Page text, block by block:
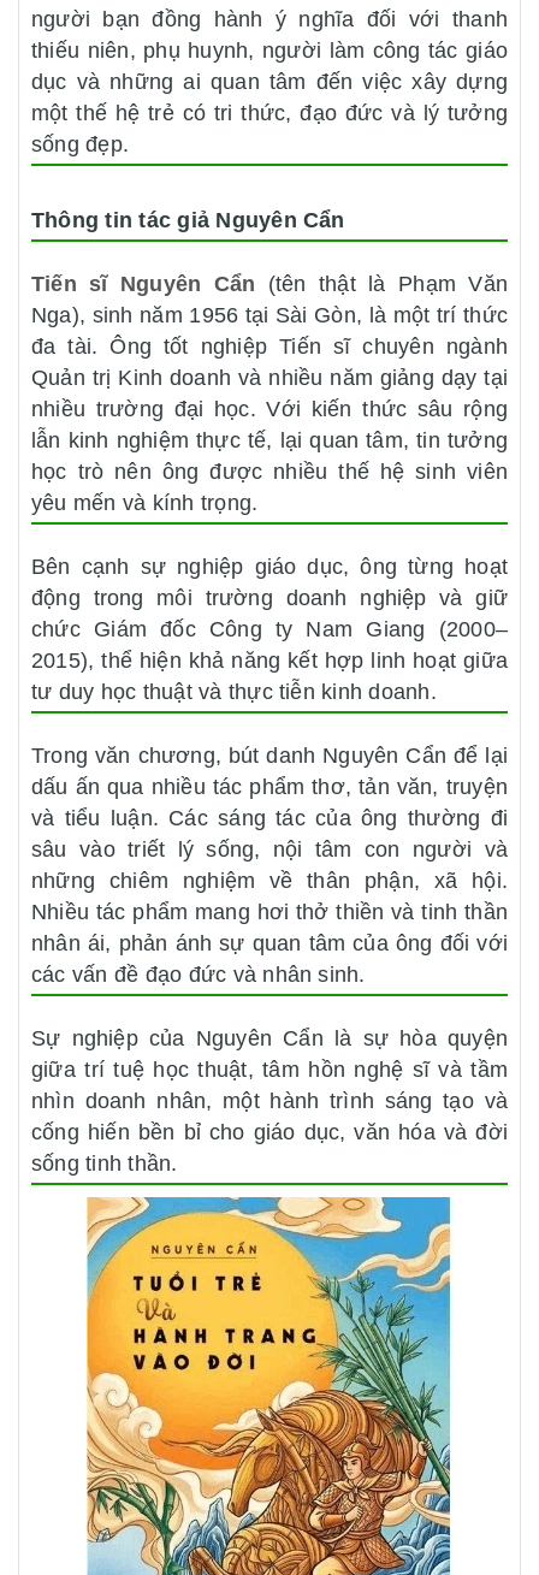
người bạn đồng hành ý nghĩa đối với thanh
thiếu niên, phụ huynh, người làm công tác giáo
dục và những ai quan tâm đến việc xây dựng
một thế hệ trẻ có tri thức, đạo đức và lý tưởng
sống đẹp.
Thông tin tác giả Nguyên Cẩn
Tiến sĩ Nguyên Cẩn
(tên thật là Phạm Văn
Nga), sinh năm 1956 tại Sài Gòn, là một trí thức
đa tài. Ông tốt nghiệp Tiến sĩ chuyên ngành
Quản trị Kinh doanh và nhiều năm giảng dạy tại
nhiều trường đại học. Với kiến thức sâu rộng
lẫn kinh nghiệm thực tế, lại quan tâm, tin tưởng
học trò nên ông được nhiều thế hệ sinh viên
yêu mến và kính trọng.
Bên cạnh sự nghiệp giáo dục, ông từng hoạt
động trong môi trường doanh nghiệp và giữ
chức Giám đốc Công ty Nam Giang (2000–
2015), thể hiện khả năng kết hợp linh hoạt giữa
tư duy học thuật và thực tiễn kinh doanh.
Trong văn chương, bút danh Nguyên Cẩn để lại
dấu ấn qua nhiều tác phẩm thơ, tản văn, truyện
và tiểu luận. Các sáng tác của ông thường đi
sâu vào triết lý sống, nội tâm con người và
những chiêm nghiệm về thân phận, xã hội.
Nhiều tác phẩm mang hơi thở thiền và tinh thần
nhân ái, phản ánh sự quan tâm của ông đối với
các vấn đề đạo đức và nhân sinh.
Sự nghiệp của Nguyên Cẩn là sự hòa quyện
giữa trí tuệ học thuật, tâm hồn nghệ sĩ và tầm
nhìn doanh nhân, một hành trình sáng tạo và
cống hiến bền bỉ cho giáo dục, văn hóa và đời
sống tinh thần.